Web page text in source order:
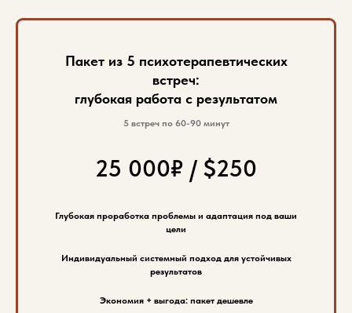
Пакет из 5 психотерапевтических
встреч:
глубокая работа с результатом
5 встреч по 60-90 минут
25 000₽ / $250
Глубокая проработка проблемы и адаптация под ваши
цели
Индивидуальный системный подход для устойчивых
результатов
Экономия + выгода: пакет дешевле